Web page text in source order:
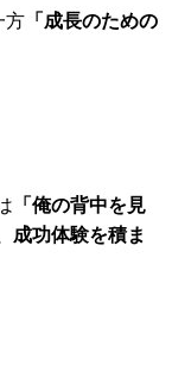
方 「成長のための
「俺の背中を見
成功体験を積ま